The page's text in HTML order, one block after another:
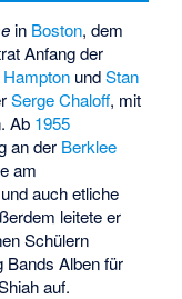
in Boston, dem
Anfang der
Hampton undStan
Serge Chaloff, mit
Ab 1955
an der Berklee
am
und auch etliche
leitete er
Schülern
Bands Alben für
auf.